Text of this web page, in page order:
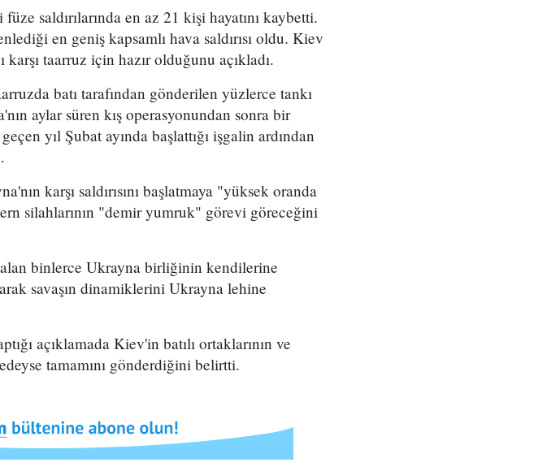
saldırılarında en az 21 kişi hayatını kaybetti.
en geniş kapsamlı hava saldırısı oldu. Kiev
taarruz için hazır olduğunu açıkladı.
batı tarafından gönderilen yüzlerce tankı
aylar süren kış operasyonundan sonra bir
yıl Şubat ayında başlattığı işgalin ardından
karşı saldırısını başlatmaya "yüksek oranda
silahlarının "demir yumruk" görevi göreceğini
binlerce Ukrayna birliğinin kendilerine
savaşın dinamiklerini Ukrayna lehine
açıklamada Kiev'in batılı ortaklarının ve
tamamını gönderdiğini belirtti.